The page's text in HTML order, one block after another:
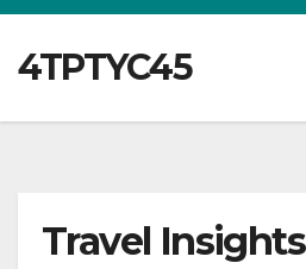
4TPTYC45
Travel Insights